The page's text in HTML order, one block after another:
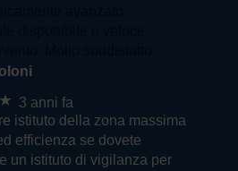
3 anni fa
istituto della zona massima
efficienza se dovete
un istituto di vigilanza per